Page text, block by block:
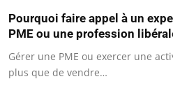
Pourquoi faire appel à un
PME ou une profession
Gérer une PME ou exercer une
plus que de vendre…